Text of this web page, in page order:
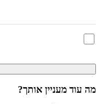
מה עוד מעניין אותך?